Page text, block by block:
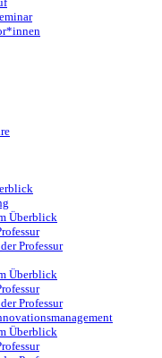
Überblick
Professur
Überblick
Professur
Überblick